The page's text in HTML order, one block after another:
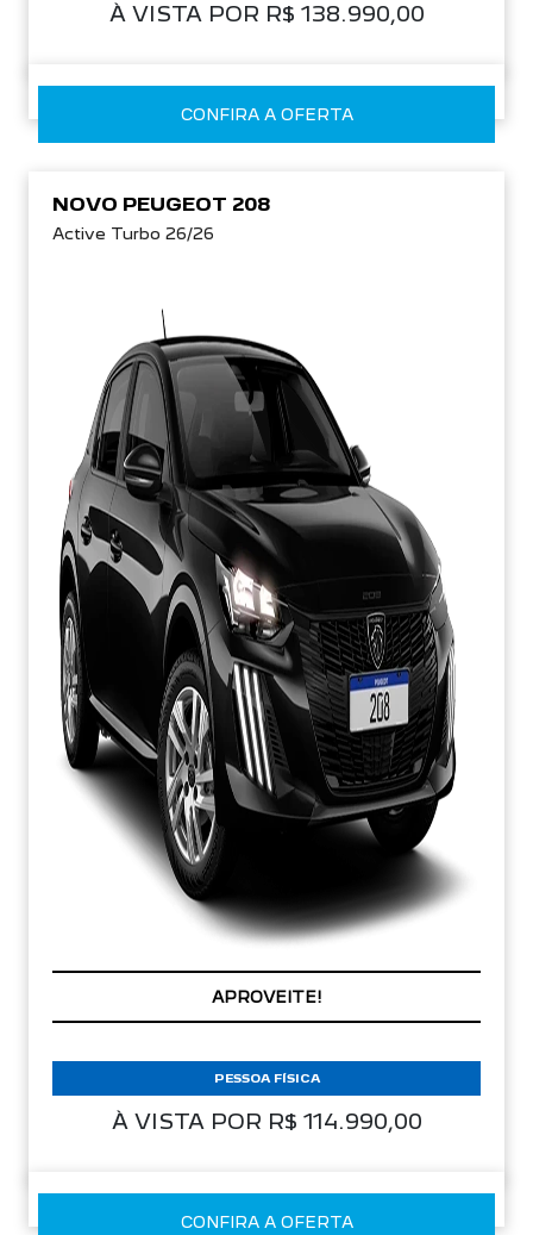
À VISTA POR R$ 138.990,00
CONFIRA A OFERTA
NOVO PEUGEOT 208
Active Turbo 26/26
APROVEITE!
À VISTA POR R$ 114.990,00
PESSOA FÍSICA
CONFIRA A OFERTA